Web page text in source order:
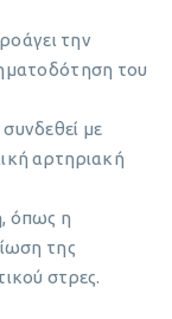
την
του
με
αρτηριακή
όπως η
της
στρες.